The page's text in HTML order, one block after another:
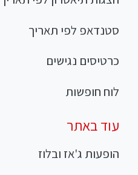
סטנדאפ לפי תאריך
כרטיסים נגישים
לוח חופשות
עוד באתר
הופעות ג'אז ובלוז